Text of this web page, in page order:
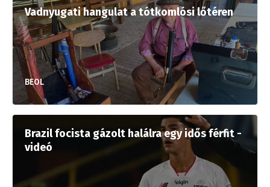
Vadnyugati hangulat a tótkomlósi lőtéren
BEOL
Brazil focista gázolt halálra egy idős férfit -
videó